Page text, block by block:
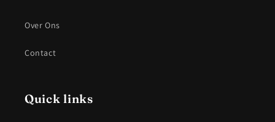
Over Ons
Contact
Quick links